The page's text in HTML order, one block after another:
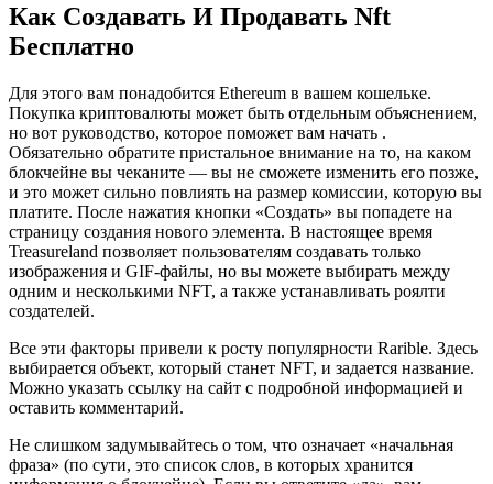
Как Создавать И Продавать Nft
Бесплатно
Для этого вам понадобится Ethereum в вашем кошельке.
Покупка криптовалюты может быть отдельным объяснением,
но вот руководство, которое поможет вам начать .
Обязательно обратите пристальное внимание на то, на каком
блокчейне вы чеканите — вы не сможете изменить его позже,
и это может сильно повлиять на размер комиссии, которую вы
платите. После нажатия кнопки «Создать» вы попадете на
страницу создания нового элемента. В настоящее время
Treasureland позволяет пользователям создавать только
изображения и GIF-файлы, но вы можете выбирать между
одним и несколькими NFT, а также устанавливать роялти
создателей.
Все эти факторы привели к росту популярности Rarible. Здесь
выбирается объект, который станет NFT, и задается название.
Можно указать ссылку на сайт с подробной информацией и
оставить комментарий.
Не слишком задумывайтесь о том, что означает «начальная
фраза» (по сути, это список слов, в которых хранится